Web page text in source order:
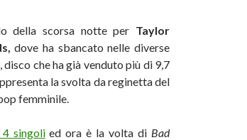
della scorsa notte per Taylor
dove ha sbancato nelle diverse
, disco che ha già venduto più di 9,7
la svolta da reginetta del
femminile.
singolied ora è la volta di Bad